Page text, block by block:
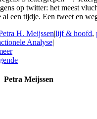
op twitter: het meest
al een tijdje. Een tweet en
H. Meijssen|lijf & hoofd,
Analyse|
Petra Meijssen